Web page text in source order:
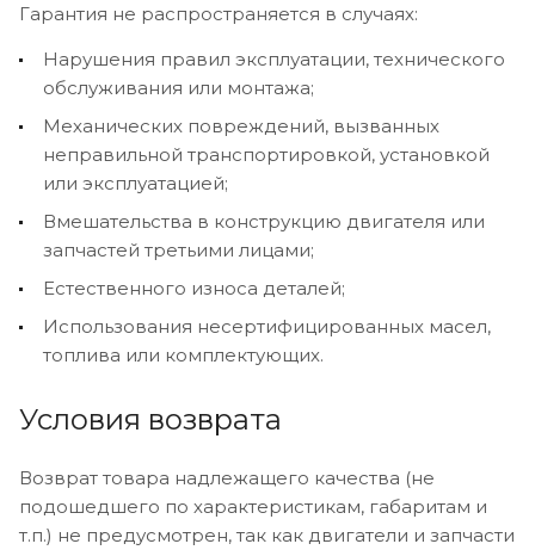
Гарантия не распространяется в случаях:
Нарушения правил эксплуатации, технического
обслуживания или монтажа;
Механических повреждений, вызванных
неправильной транспортировкой, установкой
или эксплуатацией;
Вмешательства в конструкцию двигателя или
запчастей третьими лицами;
Естественного износа деталей;
Использования несертифицированных масел,
топлива или комплектующих.
Условия возврата
Возврат товара надлежащего качества (не
подошедшего по характеристикам, габаритам и
т.п.) не предусмотрен, так как двигатели и запчасти